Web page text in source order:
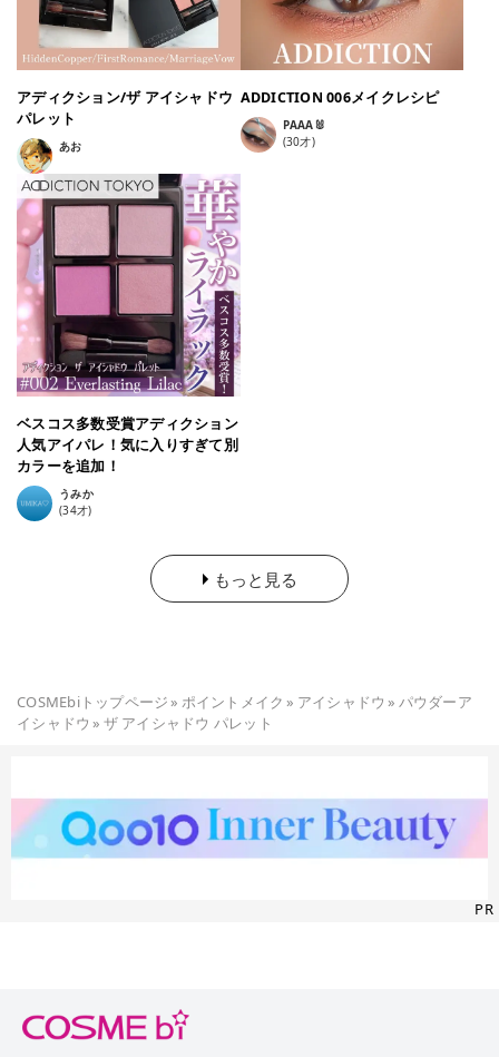
アディクション/ザ アイシャドウ
パレット
あお
ADDICTION 006メイクレシピ
PAAA🐰
(30才)
ベスコス多数受賞アディクション
人気アイパレ！気に入りすぎて別
カラーを追加！
うみか
(34才)
もっと見る
COSMEbiトップページ» ポイントメイク » アイシャドウ » パウダーア
イシャドウ » ザ アイシャドウ パレット
PR